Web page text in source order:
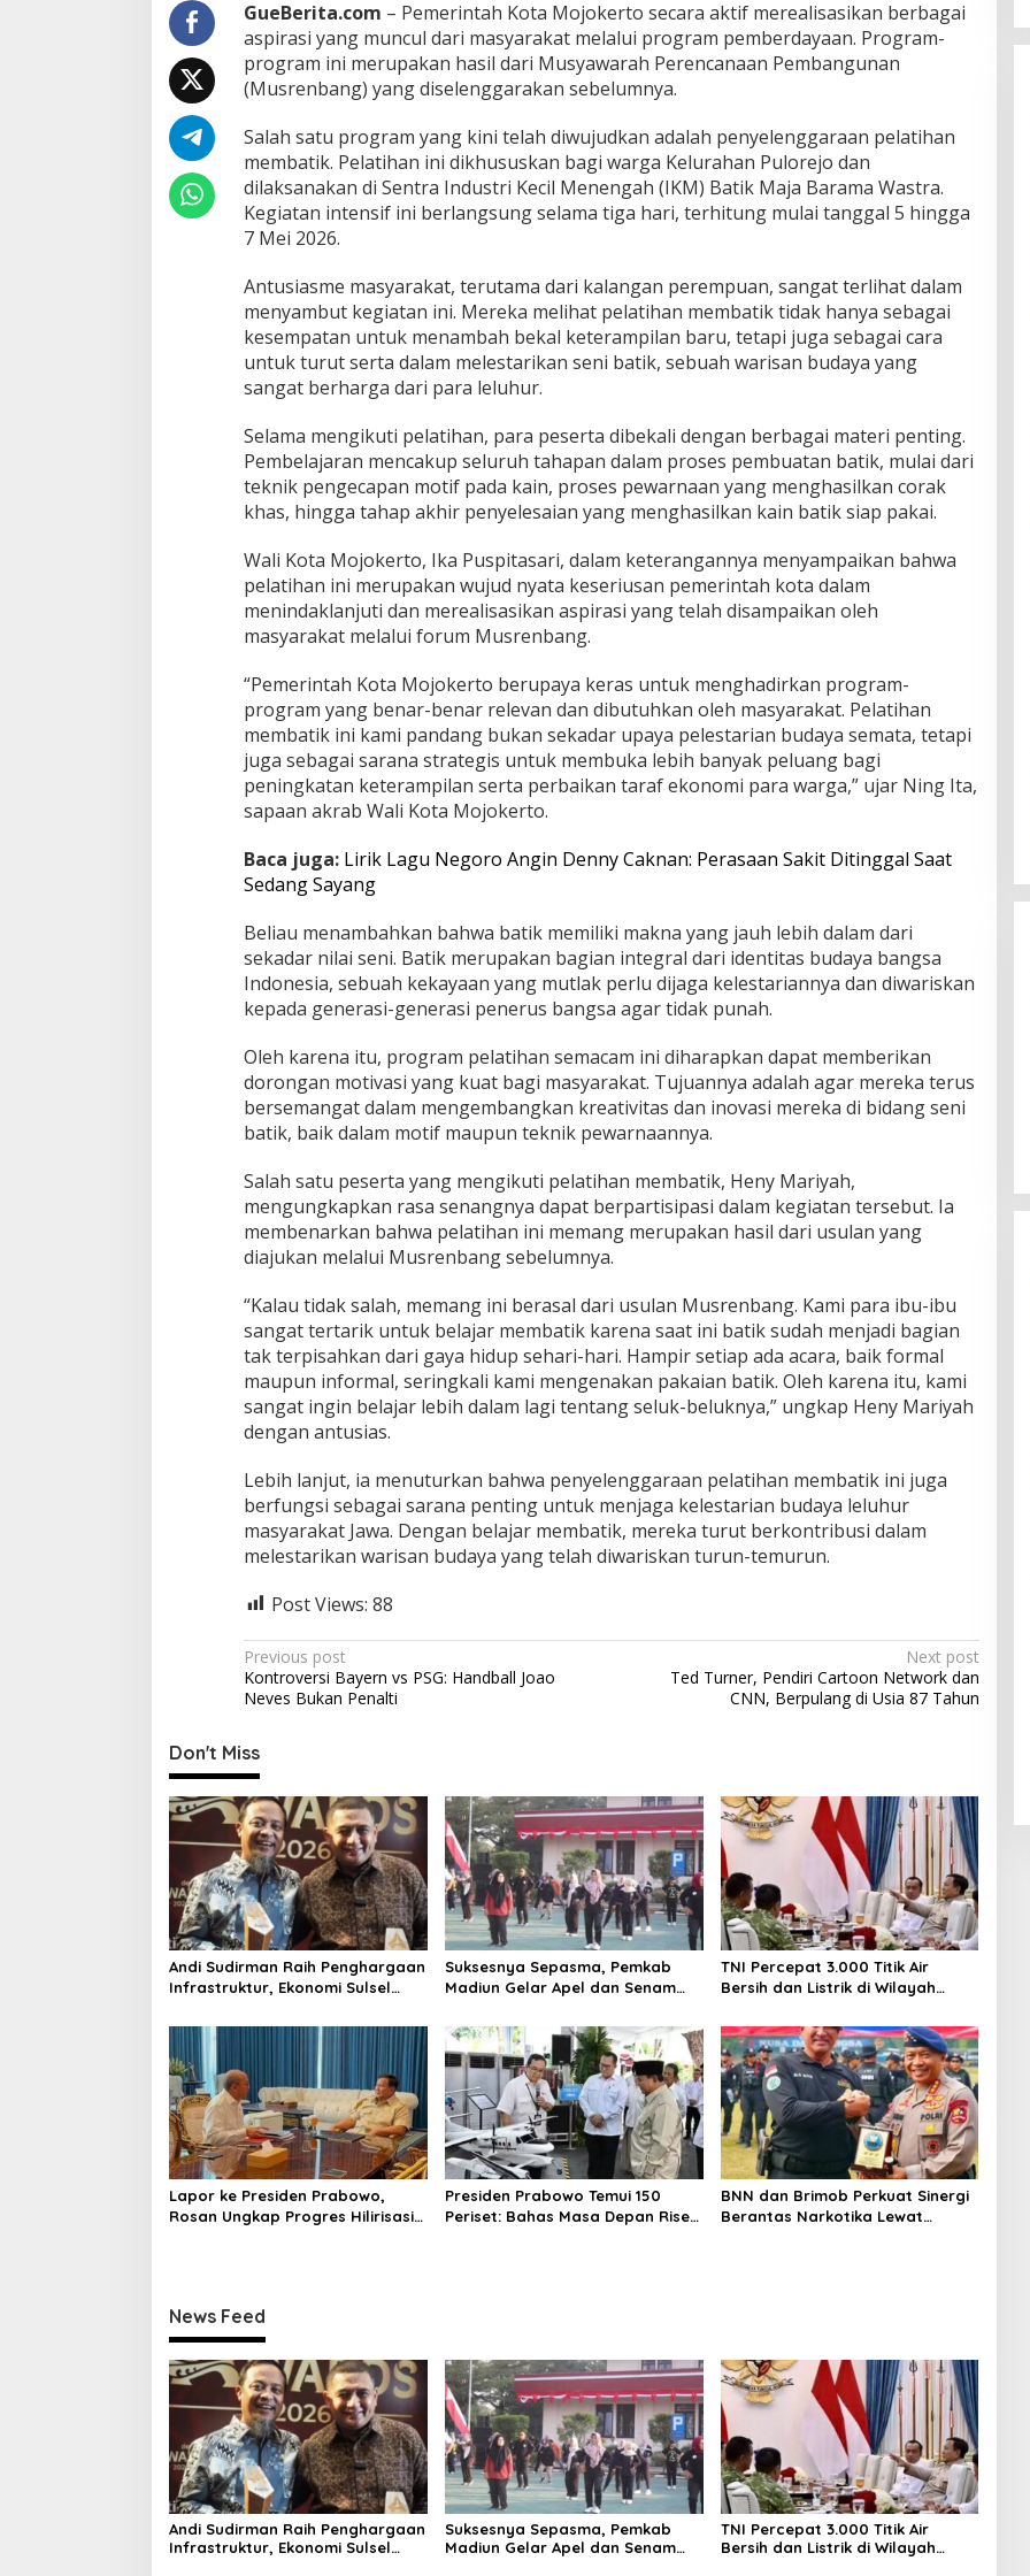
p
i
l
a
a
r
g
a
M
o
o
k
e
r
t
o
GueBerita.com – Pemerintah Kota Mojokerto secara aktif merealisasikan berbagai
aspirasi yang muncul dari masyarakat melalui program pemberdayaan. Program-
program ini merupakan hasil dari Musyawarah Perencanaan Pembangunan
(Musrenbang) yang diselenggarakan sebelumnya.
Salah satu program yang kini telah diwujudkan adalah penyelenggaraan pelatihan
membatik. Pelatihan ini dikhususkan bagi warga Kelurahan Pulorejo dan
dilaksanakan di Sentra Industri Kecil Menengah (IKM) Batik Maja Barama Wastra.
Kegiatan intensif ini berlangsung selama tiga hari, terhitung mulai tanggal 5 hingga
7 Mei 2026.
Antusiasme masyarakat, terutama dari kalangan perempuan, sangat terlihat dalam
menyambut kegiatan ini. Mereka melihat pelatihan membatik tidak hanya sebagai
kesempatan untuk menambah bekal keterampilan baru, tetapi juga sebagai cara
untuk turut serta dalam melestarikan seni batik, sebuah warisan budaya yang
sangat berharga dari para leluhur.
Selama mengikuti pelatihan, para peserta dibekali dengan berbagai materi penting.
Pembelajaran mencakup seluruh tahapan dalam proses pembuatan batik, mulai dari
teknik pengecapan motif pada kain, proses pewarnaan yang menghasilkan corak
khas, hingga tahap akhir penyelesaian yang menghasilkan kain batik siap pakai.
Wali Kota Mojokerto, Ika Puspitasari, dalam keterangannya menyampaikan bahwa
pelatihan ini merupakan wujud nyata keseriusan pemerintah kota dalam
menindaklanjuti dan merealisasikan aspirasi yang telah disampaikan oleh
masyarakat melalui forum Musrenbang.
“Pemerintah Kota Mojokerto berupaya keras untuk menghadirkan program-
program yang benar-benar relevan dan dibutuhkan oleh masyarakat. Pelatihan
membatik ini kami pandang bukan sekadar upaya pelestarian budaya semata, tetapi
juga sebagai sarana strategis untuk membuka lebih banyak peluang bagi
peningkatan keterampilan serta perbaikan taraf ekonomi para warga,” ujar Ning Ita,
sapaan akrab Wali Kota Mojokerto.
Baca juga: Lirik Lagu Negoro Angin Denny Caknan: Perasaan Sakit Ditinggal Saat
Sedang Sayang
Beliau menambahkan bahwa batik memiliki makna yang jauh lebih dalam dari
sekadar nilai seni. Batik merupakan bagian integral dari identitas budaya bangsa
Indonesia, sebuah kekayaan yang mutlak perlu dijaga kelestariannya dan diwariskan
kepada generasi-generasi penerus bangsa agar tidak punah.
Oleh karena itu, program pelatihan semacam ini diharapkan dapat memberikan
dorongan motivasi yang kuat bagi masyarakat. Tujuannya adalah agar mereka terus
bersemangat dalam mengembangkan kreativitas dan inovasi mereka di bidang seni
batik, baik dalam motif maupun teknik pewarnaannya.
Salah satu peserta yang mengikuti pelatihan membatik, Heny Mariyah,
mengungkapkan rasa senangnya dapat berpartisipasi dalam kegiatan tersebut. Ia
membenarkan bahwa pelatihan ini memang merupakan hasil dari usulan yang
diajukan melalui Musrenbang sebelumnya.
“Kalau tidak salah, memang ini berasal dari usulan Musrenbang. Kami para ibu-ibu
sangat tertarik untuk belajar membatik karena saat ini batik sudah menjadi bagian
tak terpisahkan dari gaya hidup sehari-hari. Hampir setiap ada acara, baik formal
maupun informal, seringkali kami mengenakan pakaian batik. Oleh karena itu, kami
sangat ingin belajar lebih dalam lagi tentang seluk-beluknya,” ungkap Heny Mariyah
dengan antusias.
Lebih lanjut, ia menuturkan bahwa penyelenggaraan pelatihan membatik ini juga
berfungsi sebagai sarana penting untuk menjaga kelestarian budaya leluhur
masyarakat Jawa. Dengan belajar membatik, mereka turut berkontribusi dalam
melestarikan warisan budaya yang telah diwariskan turun-temurun.
Post Views: 88
P
o
t
n
a
v
i
g
a
t
i
o
n
Previous post
Kontroversi Bayern vs PSG: Handball Joao
Neves Bukan Penalti
Next post
Ted Turner, Pendiri Cartoon Network dan
CNN, Berpulang di Usia 87 Tahun
Don't Miss
Andi Sudirman Raih Penghargaan
Infrastruktur, Ekonomi Sulsel
Suksesnya Sepasma, Pemkab
Madiun Gelar Apel dan Senam
TNI Percepat 3.000 Titik Air
Bersih dan Listrik di Wilayah
Lapor ke Presiden Prabowo,
Rosan Ungkap Progres Hilirisasi
Presiden Prabowo Temui 150
Periset: Bahas Masa Depan Riset
BNN dan Brimob Perkuat Sinergi
Berantas Narkotika Lewat
News Feed
Andi Sudirman Raih Penghargaan
Infrastruktur, Ekonomi Sulsel
Suksesnya Sepasma, Pemkab
Madiun Gelar Apel dan Senam
TNI Percepat 3.000 Titik Air
Bersih dan Listrik di Wilayah
Induk Kucing Panjat Tembok Tinggi
di Cina demi Selamatkan Anaknya
In Viral